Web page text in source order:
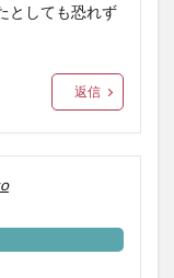
としても恐れず
返信